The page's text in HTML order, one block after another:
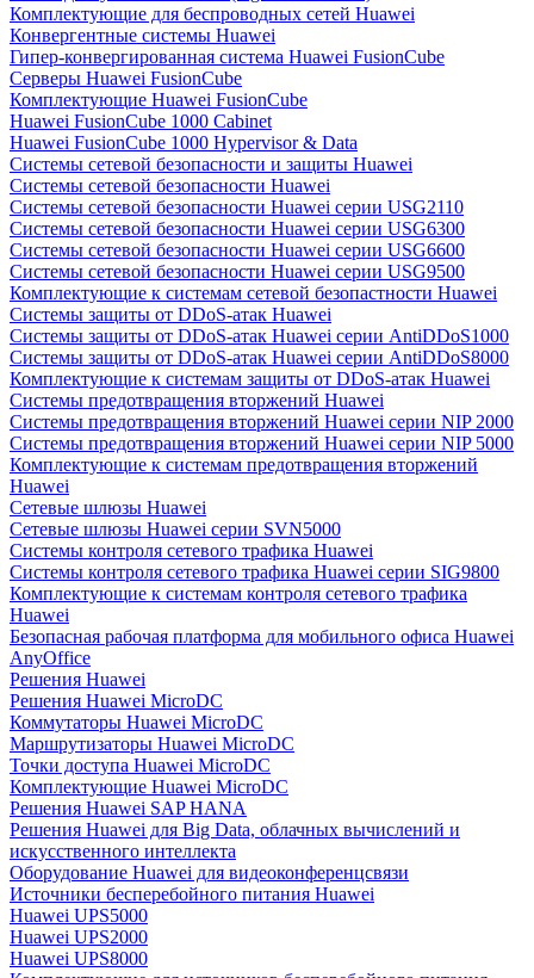
Комплектующие для беспроводных сетей Huawei
Конвергентные системы Huawei
Гипер-конвергированная система Huawei FusionCube
Серверы Huawei FusionCube
Комплектующие Huawei FusionCube
Huawei FusionCube 1000 Cabinet
Huawei FusionCube 1000 Hypervisor & Data
Системы сетевой безопасности и защиты Huawei
Системы сетевой безопасности Huawei
Системы сетевой безопасности Huawei серии USG2110
Системы сетевой безопасности Huawei серии USG6300
Системы сетевой безопасности Huawei серии USG6600
Системы сетевой безопасности Huawei серии USG9500
Комплектующие к системам сетевой безопастности Huawei
Системы защиты от DDoS-атак Huawei
Системы защиты от DDoS-атак Huawei серии AntiDDoS1000
Системы защиты от DDoS-атак Huawei серии AntiDDoS8000
Комплектующие к системам защиты от DDoS-атак Huawei
Системы предотвращения вторжений Huawei
Системы предотвращения вторжений Huawei серии NIP 2000
Системы предотвращения вторжений Huawei серии NIP 5000
Комплектующие к системам предотвращения вторжений
Huawei
Сетевые шлюзы Huawei
Сетевые шлюзы Huawei серии SVN5000
Системы контроля сетевого трафика Huawei
Системы контроля сетевого трафика Huawei серии SIG9800
Комплектующие к системам контроля сетевого трафика
Huawei
Безопасная рабочая платформа для мобильного офиса Huawei
AnyOffice
Решения Huawei
Решения Huawei MicroDC
Коммутаторы Huawei MicroDC
Маршрутизаторы Huawei MicroDC
Точки доступа Huawei MicroDC
Комплектующие Huawei MicroDC
Решения Huawei SAP HANA
Решения Huawei для Big Data, облачных вычислений и
искусственного интеллекта
Оборудование Huawei для видеоконференцсвязи
Источники бесперебойного питания Huawei
Huawei UPS5000
Huawei UPS2000
Huawei UPS8000